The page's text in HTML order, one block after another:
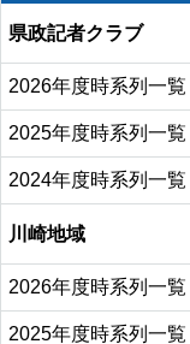
県政記者クラブ
2026年度時系列一覧
2025年度時系列一覧
2024年度時系列一覧
川崎地域
2026年度時系列一覧
2025年度時系列一覧